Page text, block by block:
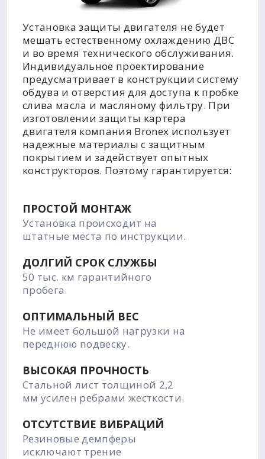
Установка защиты двигателя не будет
мешать естественному охлаждению ДВС
и во время технического обслуживания.
Индивидуальное проектирование
предусматривает в конструкции систему
обдува и отверстия для доступа к пробке
слива масла и масляному фильтру. При
изготовлении защиты картера
двигателя компания Bronex использует
надежные материалы с защитным
покрытием и задействует опытных
конструкторов. Поэтому гарантируется:
ПРОСТОЙ МОНТАЖ
Установка происходит на
штатные места по инструкции.
ДОЛГИЙ СРОК СЛУЖБЫ
50 тыс. км гарантийного
пробега.
ОПТИМАЛЬНЫЙ ВЕС
Не имеет большой нагрузки на
переднюю подвеску.
ВЫСОКАЯ ПРОЧНОСТЬ
Стальной лист толщиной 2,2
мм усилен ребрами жесткости.
ОТСУТСТВИЕ ВИБРАЦИЙ
Резиновые демпферы
исключают трение